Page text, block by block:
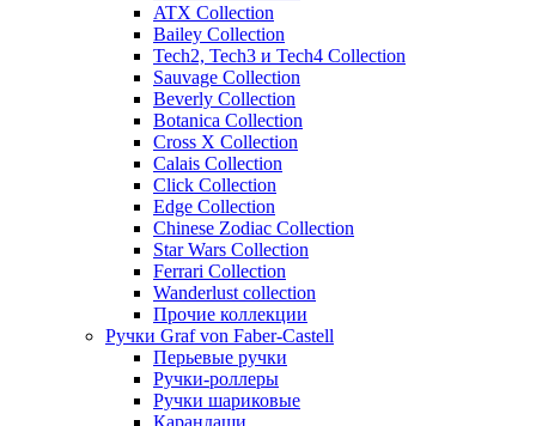
ATX Collection
Bailey Collection
Tech2, Tech3 и Tech4 Collection
Sauvage Collection
Beverly Collection
Botanica Collection
Cross X Collection
Calais Collection
Click Collection
Edge Collection
Chinese Zodiac Collection
Star Wars Collection
Ferrari Collection
Wanderlust collection
Прочие коллекции
Ручки Graf von Faber-Castell
Перьевые ручки
Ручки-роллеры
Ручки шариковые
Карандаши